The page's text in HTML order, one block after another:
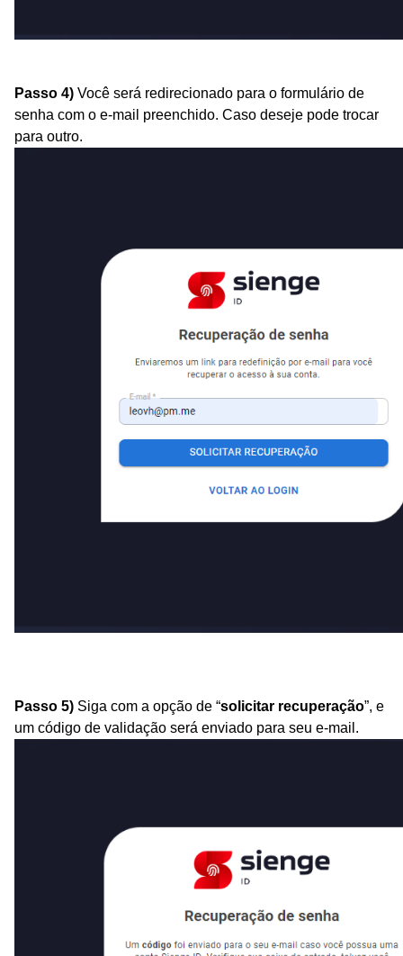
Passo 4) Você será redirecionado para o formulário de
senha com o e-mail preenchido. Caso deseje pode trocar
para outro.
Passo 5) Siga com a opção de “solicitar recuperação”, e
um código de validação será enviado para seu e-mail.